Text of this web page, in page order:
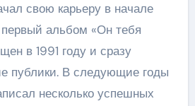
свою карьеру в начале
альбом «Он тебя
в 1991 году и сразу
публики. В следующие годы
несколько успешных